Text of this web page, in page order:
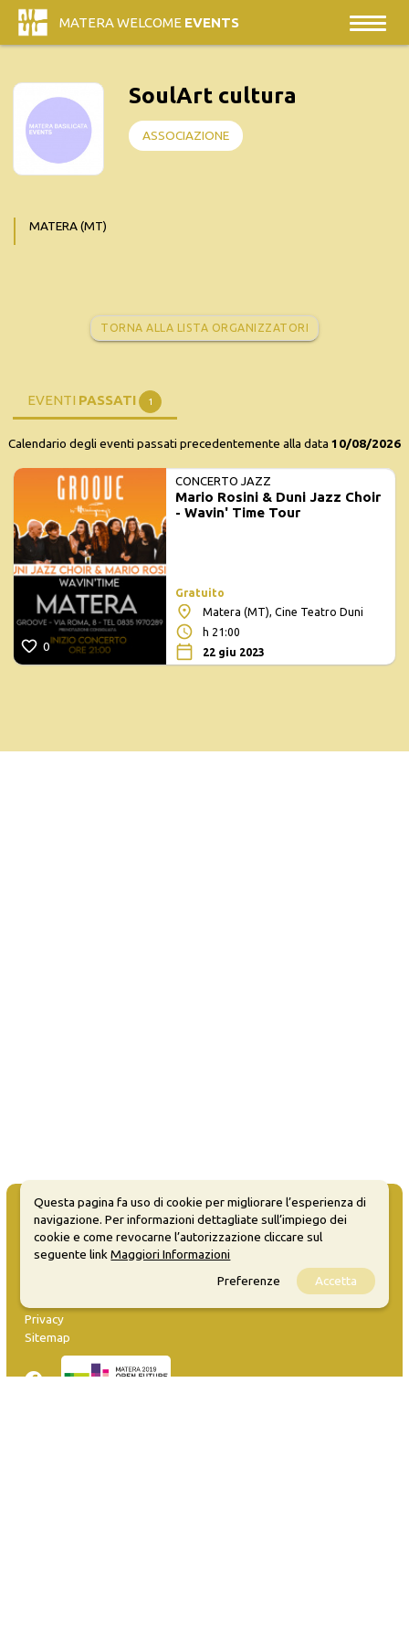
MATERA WELCOME EVENTS
SoulArt cultura
ASSOCIAZIONE
MATERA (MT)
TORNA ALLA LISTA ORGANIZZATORI
EVENTI PASSATI 1
Calendario degli eventi passati precedentemente alla data 10/08/2026
0
CONCERTO JAZZ
Mario Rosini & Duni Jazz Choir
- Wavin' Time Tour
Gratuito
Matera (MT), Cine Teatro Duni
h 21:00
22 giu 2023
Privacy
Sitemap
Questa pagina fa uso di cookie per migliorare l’esperienza di
navigazione. Per informazioni dettagliate sull’impiego dei
cookie e come revocarne l’autorizzazione cliccare sul
seguente linkMaggiori Informazioni
Preferenze
Accetta